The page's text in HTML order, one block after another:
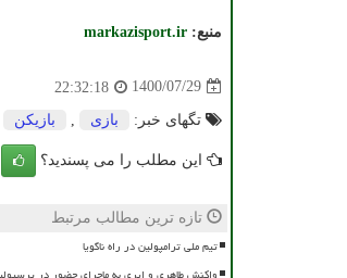
منبع: markazisport.ir
1400/07/29
22:32:18
تگهای خبر: بازی بازیكن
این مطلب را می پسندید؟
تازه ترین مطالب مرتبط
تیم ملی ترامپولین در راه ناگویا